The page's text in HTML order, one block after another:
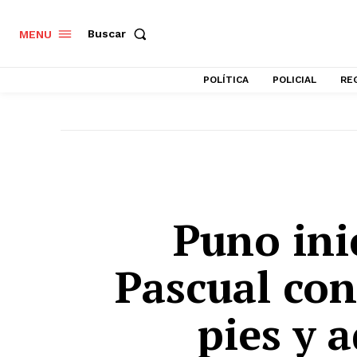
MENU Buscar
POLÍTICA POLICIAL
Puno
Pascual
pies y